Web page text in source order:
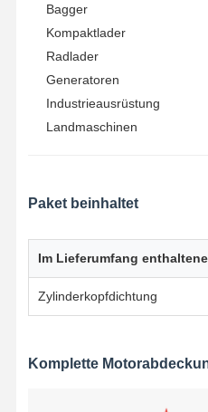
Dieselmotornockenwelle
Motor Turbolader
Dichtungskits anderer
Bagger
Kompaktlader
Radlader
Generatoren
Industrieausrüstung
Landmaschinen
Paket beinhaltet
Im Lieferumfang
Zylinderkopfdichtung
Komplette